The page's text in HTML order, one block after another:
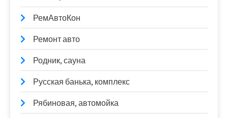
РемАвтоКон
Ремонт авто
Родник, сауна
Русская банька, комплекс
Рябиновая, автомойка